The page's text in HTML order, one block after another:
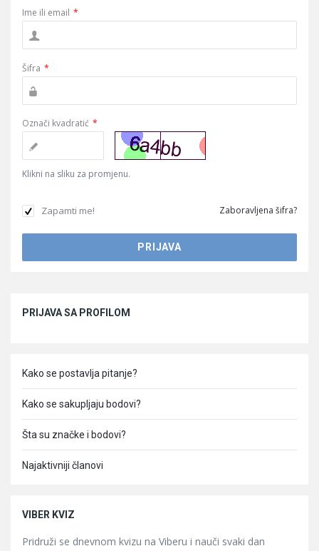
Ime ili email *
Šifra *
Označi kvadratić *
Klikni na sliku za promjenu.
Zapamti me! Zaboravljena šifra?
PRIJAVA SA PROFILOM
Kako se postavlja pitanje?
Kako se sakupljaju bodovi?
Šta su značke i bodovi?
Najaktivniji članovi
VIBER KVIZ
Pridruži se dnevnom kvizu na Viberu i nauči svaki dan